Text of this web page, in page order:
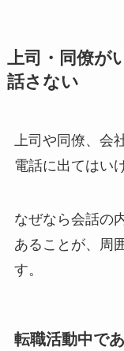
上司・同僚が
話さない
上司や同僚、会
電話に出てはい
なぜなら会話の
あることが、周
す。
転職活動中で